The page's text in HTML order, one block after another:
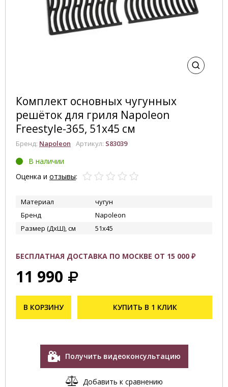
Комплект основных чугунных
решёток для гриля Napoleon
Freestyle-365, 51x45 см
Бренд: Napoleon Артикул: S83039
В наличии
Оценка и отзывы:
Материал
чугун
Бренд
Napoleon
Размер (ДхШ), см
51x45
БЕСПЛАТНАЯ ДОСТАВКА ПО МОСКВЕ ОТ 15 000 ₽
11 990
В КОРЗИНУ КУПИТЬ В 1 КЛИК
Получить видеоконсультацию
Добавить к сравнению